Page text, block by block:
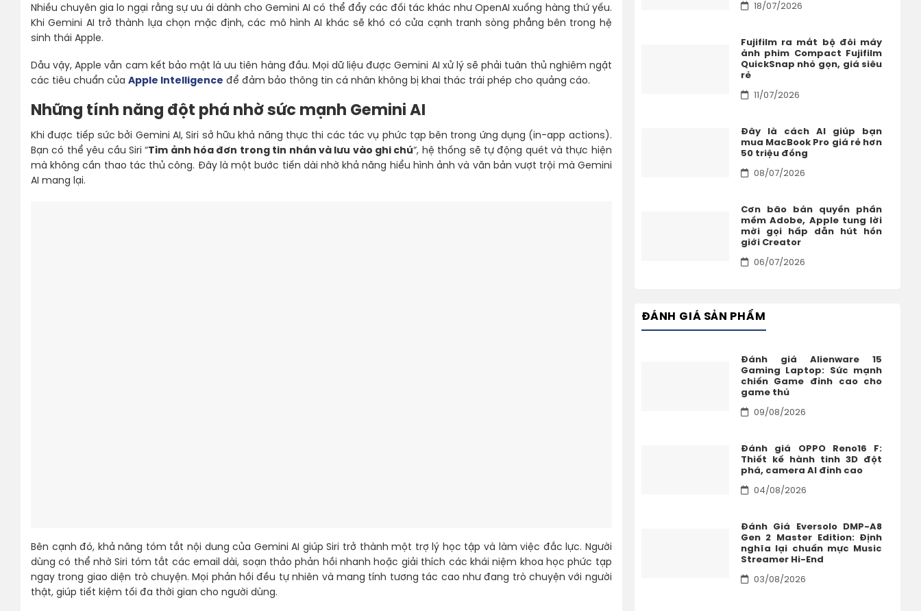
Nhiều chuyên gia lo ngại rằng sự ưu ái dành cho Gemini AI có thể đẩy các đối tác khác như OpenAI xuống hàng thứ yếu.
Khi Gemini AI trở thành lựa chọn mặc định, các mô hình AI khác sẽ khó có cửa cạnh tranh sòng phẳng bên trong hệ
sinh thái Apple.
Dẫu vậy, Apple vẫn cam kết bảo mật là ưu tiên hàng đầu. Mọi dữ liệu được Gemini AI xử lý sẽ phải tuân thủ nghiêm ngặt
các tiêu chuẩn của Apple Intelligence để đảm bảo thông tin cá nhân không bị khai thác trái phép cho quảng cáo.
Những tính năng đột phá nhờ sức mạnh Gemini AI
Khi được tiếp sức bởi Gemini AI, Siri sở hữu khả năng thực thi các tác vụ phức tạp bên trong ứng dụng (in-app actions).
Bạn có thể yêu cầu Siri “Tìm ảnh hóa đơn trong tin nhắn và lưu vào ghi chú“, hệ thống sẽ tự động quét và thực hiện
mà không cần thao tác thủ công. Đây là một bước tiến dài nhờ khả năng hiểu hình ảnh và văn bản vượt trội mà Gemini
AI mang lại.
Bên cạnh đó, khả năng tóm tắt nội dung của Gemini AI giúp Siri trở thành một trợ lý học tập và làm việc đắc lực. Người
dùng có thể nhờ Siri tóm tắt các email dài, soạn thảo phản hồi nhanh hoặc giải thích các khái niệm khoa học phức tạp
ngay trong giao diện trò chuyện. Mọi phản hồi đều tự nhiên và mang tính tương tác cao như đang trò chuyện với người
thật, giúp tiết kiệm tối đa thời gian cho người dùng.
18/07/2026
Fujifilm ra mắt bộ đôi máy
ảnh phim Compact Fujifilm
QuickSnap nhỏ gọn, giá siêu
rẻ
11/07/2026
Đây là cách AI giúp bạn
mua MacBook Pro giá rẻ hơn
50 triệu đồng
08/07/2026
Cơn bão bản quyền phần
mềm Adobe, Apple tung lời
mời gọi hấp dẫn hút hồn
giới Creator
06/07/2026
ĐÁNH GIÁ SẢN PHẨM
Đánh giá Alienware 15
Gaming Laptop: Sức mạnh
chiến Game đỉnh cao cho
game thủ
09/08/2026
Đánh giá OPPO Reno16 F:
Thiết kế hành tinh 3D đột
phá, camera AI đỉnh cao
04/08/2026
Đánh Giá Eversolo DMP-A8
Gen 2 Master Edition: Định
nghĩa lại chuẩn mực Music
Streamer Hi-End
03/08/2026